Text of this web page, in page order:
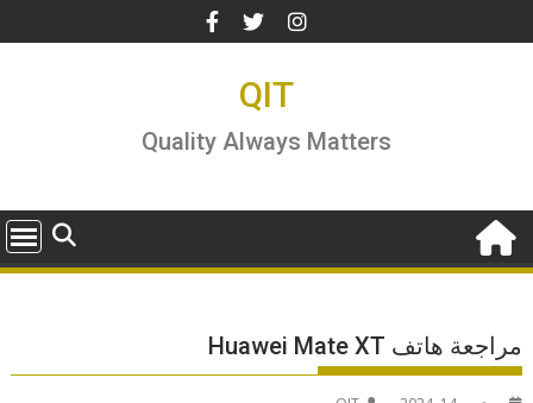
to
QIT
Quality Always Matters
مراجعة هاتف Huawei Mate XT